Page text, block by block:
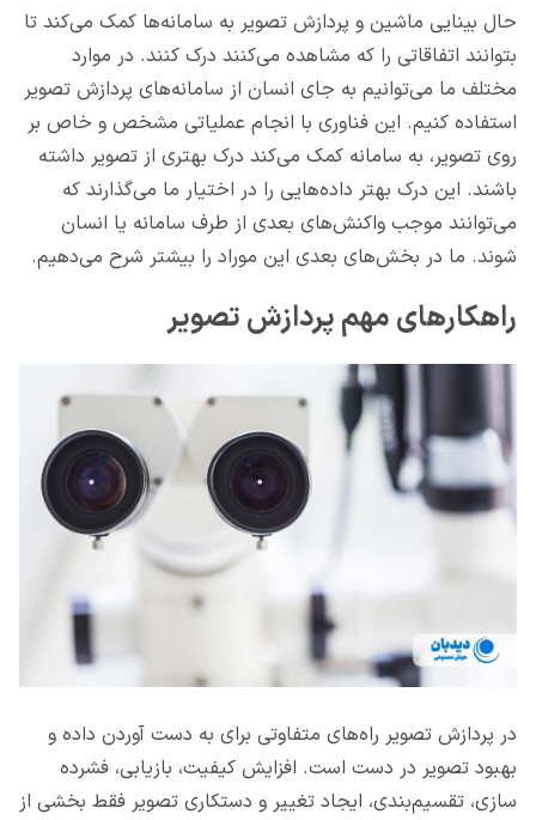
حال بینایی ماشین و پردازش تصویر به سامانه‌ها کمک می‌کند تا
بتوانند اتفاقاتی را که مشاهده می‌کنند درک کنند. در موارد
مختلف ما می‌توانیم به جای انسان از سامانه‌های پردازش تصویر
استفاده کنیم. این فناوری با انجام عملیاتی مشخص و خاص بر
روی تصویر، به سامانه کمک می‌کند درک بهتری از تصویر داشته
باشند. این درک بهتر داده‌هایی را در اختیار ما می‌گذارند که
می‌توانند موجب واکنش‌های بعدی از طرف سامانه یا انسان
شوند. ما در بخش‌های بعدی این موراد را بیشتر شرح می‌دهیم.
راهکارهای مهم پردازش تصویر
در پردازش تصویر راه‌های متفاوتی برای به دست آوردن داده و
بهبود تصویر در دست است. افزایش کیفیت، بازیابی، فشرده
سازی، تقسیم‌بندی، ایجاد تغییر و دستکاری تصویر فقط بخشی از